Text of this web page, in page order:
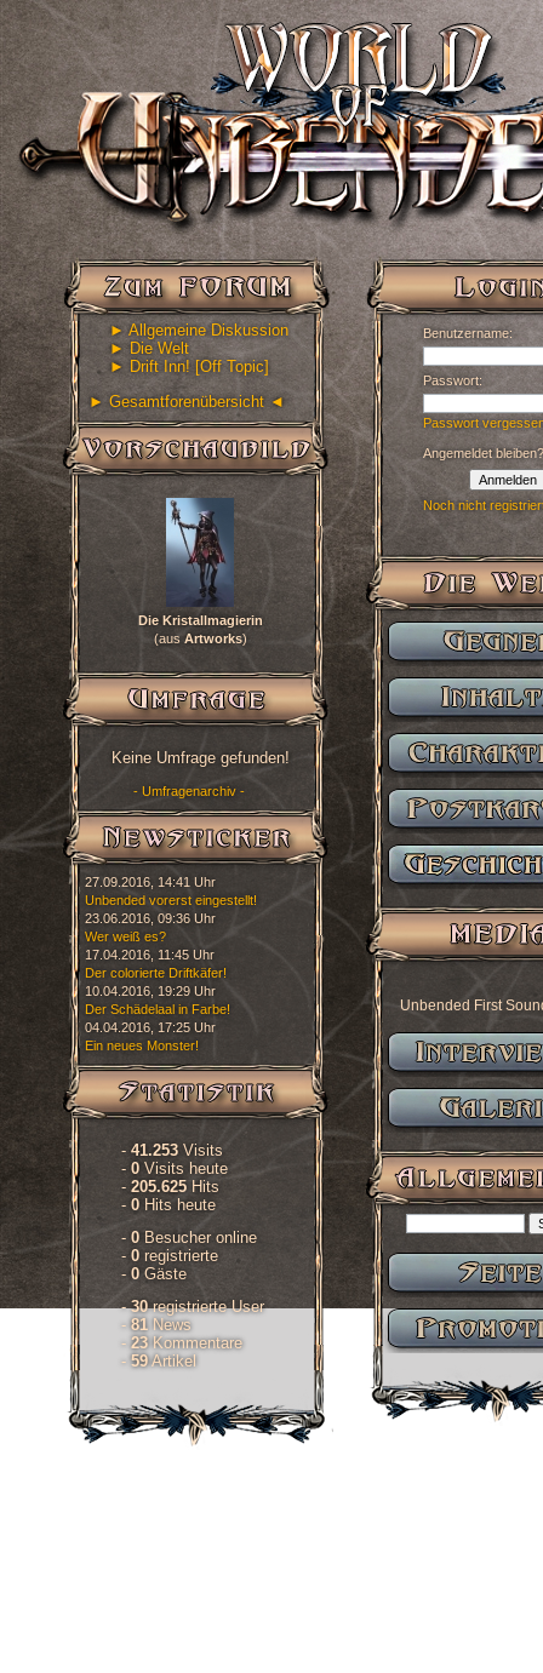
► Allgemeine Diskussion
► Die Welt
► Drift Inn! [Off Topic]
► Gesamtforenübersicht ◄
Die Kristallmagierin
(aus Artworks)
Keine Umfrage gefunden!
- Umfragenarchiv -
27.09.2016, 14:41 Uhr
Unbended vorerst eingestellt!
23.06.2016, 09:36 Uhr
Wer weiß es?
17.04.2016, 11:45 Uhr
Der colorierte Driftkäfer!
10.04.2016, 19:29 Uhr
Der Schädelaal in Farbe!
04.04.2016, 17:25 Uhr
Ein neues Monster!
- 41.253 Visits
- 0 Visits heute
- 205.625 Hits
- 0 Hits heute
- 0 Besucher online
- 0 registrierte
- 0Gäste
-30registrierte User
- 81 News
- 23 Kommentare
- 59Artikel
Benutzername:
Passwort:
Passwort
Angemeldet bleiben?
Anmelden
Noch nicht
Unbended First